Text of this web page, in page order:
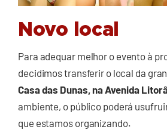
Novo local
Para adequar melhor o evento à
decidimos transferir o local da
Casa das Dunas, na Avenida
ambiente, o público poderá
que estamos organizando.